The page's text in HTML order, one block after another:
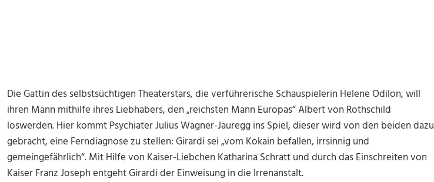
Die Gattin des selbstsüchtigen Theaterstars, die verführerische Schauspielerin Helene Odilon, will
ihren Mann mithilfe ihres Liebhabers, den „reichsten Mann Europas“ Albert von Rothschild
loswerden. Hier kommt Psychiater Julius Wagner-Jauregg ins Spiel, dieser wird von den beiden dazu
gebracht, eine Ferndiagnose zu stellen: Girardi sei „vom Kokain befallen, irrsinnig und
gemeingefährlich“. Mit Hilfe von Kaiser-Liebchen Katharina Schratt und durch das Einschreiten von
Kaiser Franz Joseph entgeht Girardi der Einweisung in die Irrenanstalt.